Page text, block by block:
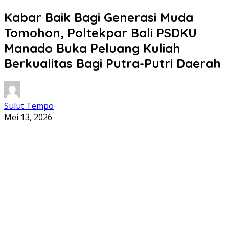
Kabar Baik Bagi Generasi Muda
Tomohon, Poltekpar Bali PSDKU
Manado Buka Peluang Kuliah
Berkualitas Bagi Putra-Putri Daerah
Sulut Tempo
Mei 13, 2026